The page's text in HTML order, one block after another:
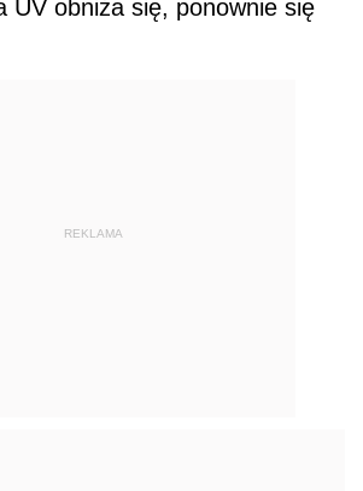
UV obniża się, ponownie się
REKLAMA